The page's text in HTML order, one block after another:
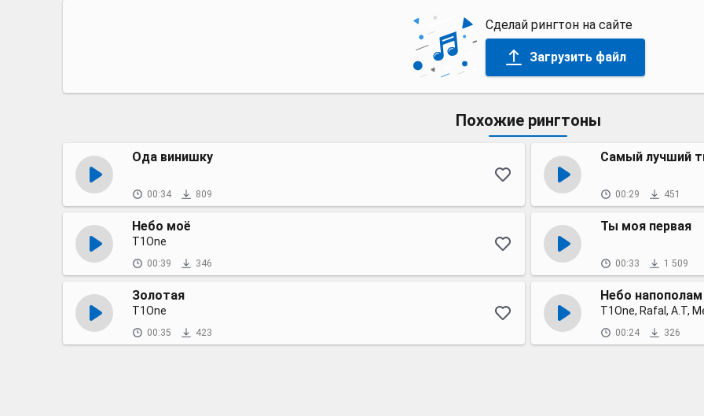
Сделай рингтон на сайте
Загрузить файл
Похожие рингтоны
Ода винишку
00:34 809
Самый лучший
00:29 451
Небо моё
T1One
00:39 346
Ты моя первая
00:33 1 509
Золотая
T1One
00:35 423
Небо напополам
T1One, Rafal, A.T,
00:24 326